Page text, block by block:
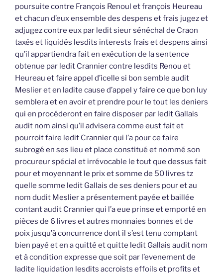
poursuite contre François Renoul et françois Heureau
et chacun d’eux ensemble des despens et frais jugez et
adjugez contre eux par ledit sieur sénéchal de Craon
taxés et liquidés lesdits interests frais et despens ainsi
qu’il appartiendra fait en exécution de la sentence
obtenue par ledit Crannier contre lesdits Renou et
Heureau et faire appel d’icelle si bon semble audit
Meslier et en ladite cause d’appel y faire ce que bon luy
semblera et en avoir et prendre pour le tout les deniers
qui en procéderont en faire disposer par ledit Gallais
audit nom ainsi qu’il advisera comme eust fait et
pourroit faire ledit Crannier qui l’a pour ce faire
subrogé en ses lieu et place constitué et nommé son
procureur spécial et irrévocable le tout que dessus fait
pour et moyennant le prix et somme de 50 livres tz
quelle somme ledit Gallais de ses deniers pour et au
nom dudit Meslier a présentement payée et baillée
contant audit Crannier qui l’a eue prinse et emporté en
pièces de 6 livres et autres monnaies bonnes et de
poix jusqu’à concurrence dont il s’est tenu comptant
bien payé et en a quitté et quitte ledit Gallais audit nom
et à condition expresse que soit par l’evenement de
ladite liquidation lesdits accroists effoils et profits et